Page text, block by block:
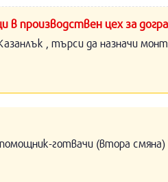
в производствен цех за
, търси да назначи
готвачи (втора смяна)